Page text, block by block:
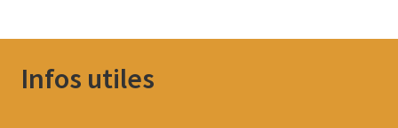
Infos utiles